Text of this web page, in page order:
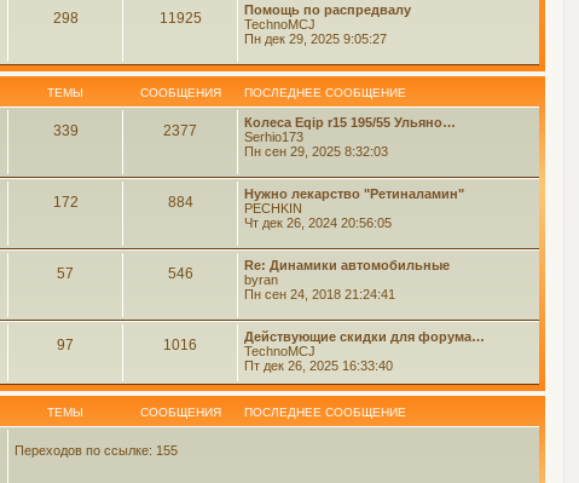
298 11925
Помощь по распредвалу
TechnoMCJ
Пн дек 29, 2025 9:05:27
ТЕМЫ СООБЩЕНИЯ ПОСЛЕДНЕЕ СООБЩЕНИЕ
339 2377
Колеса Eqip r15 195/55 Ульяно…
Serhio173
Пн сен 29, 2025 8:32:03
172 884
Нужно лекарство "Ретиналамин"
PECHKIN
Чт дек 26, 2024 20:56:05
57 546
Re: Динамики автомобильные
byran
Пн сен 24, 2018 21:24:41
97 1016
Действующие скидки для форума…
TechnoMCJ
Пт дек 26, 2025 16:33:40
ТЕМЫ СООБЩЕНИЯ ПОСЛЕДНЕЕ СООБЩЕНИЕ
Переходов по ссылке: 155